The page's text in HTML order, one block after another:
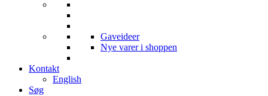
Gaveideer
Nye varer i shoppen
Kontakt
English
Søg